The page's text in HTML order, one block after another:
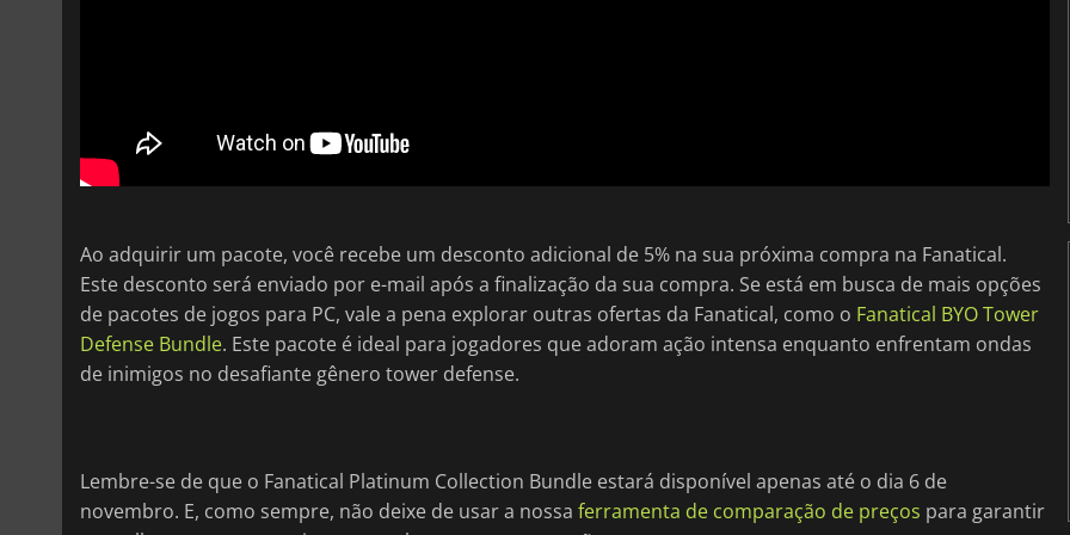
Ao adquirir um pacote, você recebe um desconto adicional de 5% na sua próxima compra na Fanatical.
Este desconto será enviado por e-mail após a finalização da sua compra. Se está em busca de mais opções
de pacotes de jogos para PC, vale a pena explorar outras ofertas da Fanatical, como o Fanatical BYO Tower
Defense Bundle. Este pacote é ideal para jogadores que adoram ação intensa enquanto enfrentam ondas
de inimigos no desafiante gênero tower defense.
Lembre-se de que o Fanatical Platinum Collection Bundle estará disponível apenas até o dia 6 de
novembro. E, como sempre, não deixe de usar a nossa ferramenta de comparação de preços para garantir